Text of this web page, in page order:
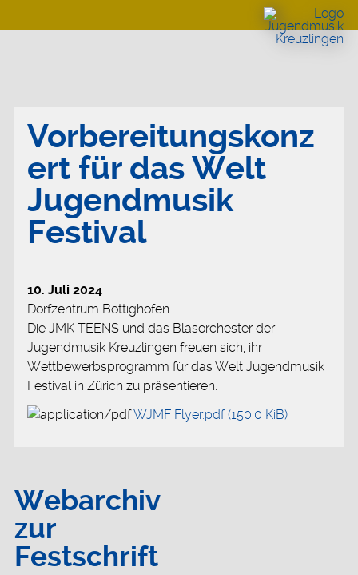
Vorbereitungskonz
ert für das Welt
Jugendmusik
Festival
10. Juli 2024
Dorfzentrum Bottighofen
Die JMK TEENS und das Blasorchester der
Jugendmusik Kreuzlingen freuen sich, ihr
Wettbewerbsprogramm für das Welt Jugendmusik
Festival in Zürich zu präsentieren.
WJMF Flyer.pdf(150,0 KiB)
Webarchiv
zur
Festschrift